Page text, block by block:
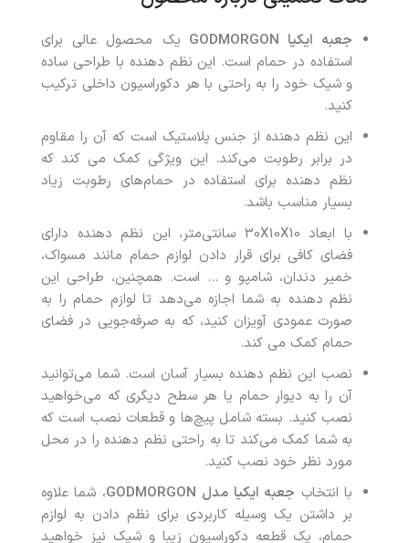
جعبه ایکیا GODMORGON یک محصول عالی برای
استفاده در حمام است. این نظم دهنده با طراحی ساده
و شیک خود را به راحتی با هر دکوراسیون داخلی ترکیب
کنید.
این نظم دهنده از جنس پلاستیک است که آن را مقاوم
در برابر رطوبت می‌کند. این ویژگی کمک می کند که
نظم دهنده برای استفاده در حمام‌های رطوبت زیاد
بسیار مناسب باشد.
با ابعاد 30X10X10 سانتی‌متر، این نظم دهنده دارای
فضای کافی برای قرار دادن لوازم حمام مانند مسواک،
خمیر دندان، شامپو و … است. همچنین، طراحی این
نظم دهنده به شما اجازه می‌دهد تا لوازم حمام را به
صورت عمودی آویزان کنید، که به صرفه‌جویی در فضای
حمام کمک می کند.
نصب این نظم دهنده بسیار آسان است. شما می‌توانید
آن را به دیوار حمام یا هر سطح دیگری که می‌خواهید
نصب کنید. بسته شامل پیچ‌ها و قطعات نصب است که
به شما کمک می‌کند تا به راحتی نظم دهنده را در محل
مورد نظر خود نصب کنید.
با انتخاب جعبه ایکیا مدل GODMORGON، شما علاوه
بر داشتن یک وسیله کاربردی برای نظم دادن به لوازم
حمام، یک قطعه دکوراسیون زیبا و شیک نیز خواهید